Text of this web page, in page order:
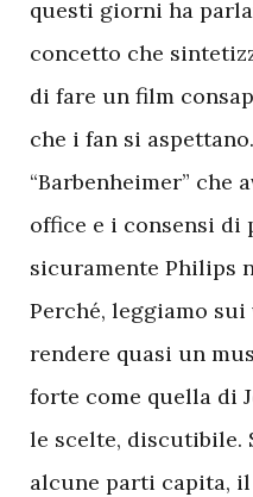
questi giorni ha
concetto che
di fare un film
che i fan si
“Barbenheimer” che
office e i consensi di
sicuramente Philips
Perché, leggiamo
rendere quasi un
forte come quella di
le scelte, discutibile.
alcune parti capita,